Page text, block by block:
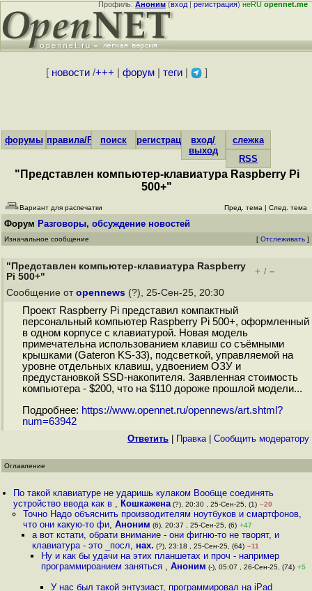
Профиль:Аноним(вход|регистрация)неRUopennet.me
[ новости/+++ форум| теги| ]
форумы правила/FAQпоиск регистрациявход/
выход
слежка
RSS
"Представлен компьютер-клавиатура Raspberry Pi
500+"
Вариант для распечатки Пред. тема | След. тема
Форум Разговоры, обсуждение новостей
Изначальное сообщение [ Отслеживать ]
"Представлен компьютер-клавиатура Raspberry
Pi 500+"
+ / –
Сообщение от opennews (?), 25-Сен-25, 20:30
Проект Raspberry Pi представил компактный
персональный компьютер Raspberry Pi 500+, оформленный
в одном корпусе с клавиатурой. Новая модель
примечательна использованием клавиш со съёмными
крышками (Gateron KS-33), подсветкой, управляемой на
уровне отдельных клавиш, удвоением ОЗУ и
предустановкой SSD-накопителя. Заявленная стоимость
компьютера - $200, что на $110 дороже прошлой модели...
Подробнее: https://www.opennet.ru/opennews/art.shtml?
num=63942
Ответить Правка| Cообщить модератору
Оглавление
По такой клавиатуре не ударишь кулаком Вообще соединять
устройство ввода как в , Кошкажена (?), 20:30 , 25-Сен-25, (1) –20
Точно Надо объяснить производителям ноутбуков и смартфонов,
что они какую-то фи, Аноним (6), 20:37 , 25-Сен-25, (6) +47
а вот кстати, обрати внимание - они фигню-то не творят, и
клавиатура - это _посл, нах. (?), 23:18 , 25-Сен-25, (64) –11
Ну и как бы удачи на этих планшетах и проч - например
программироанием заняться ,Аноним (-), 05:07 , 26-Сен-25, (74) +5
У нас был такой энтузиаст, программировал на iPad